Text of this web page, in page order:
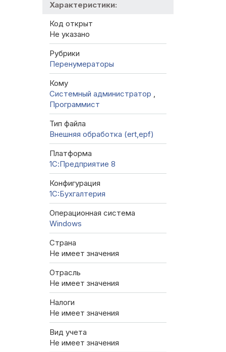
Характеристики:
Код открыт
Не указано
Рубрики
Перенумераторы
Кому
Системный администратор ,
Программист
Тип файла
Внешняя обработка (ert,epf)
Платформа
1С:Предприятие 8
Конфигурация
1C:Бухгалтерия
Операционная система
Windows
Страна
Не имеет значения
Отрасль
Не имеет значения
Налоги
Не имеет значения
Вид учета
Не имеет значения